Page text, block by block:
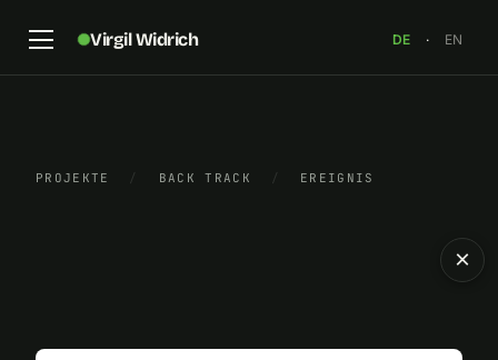
Virgil Widrich DE · EN
PROJEKTE / BACK TRACK / EREIGNIS
×